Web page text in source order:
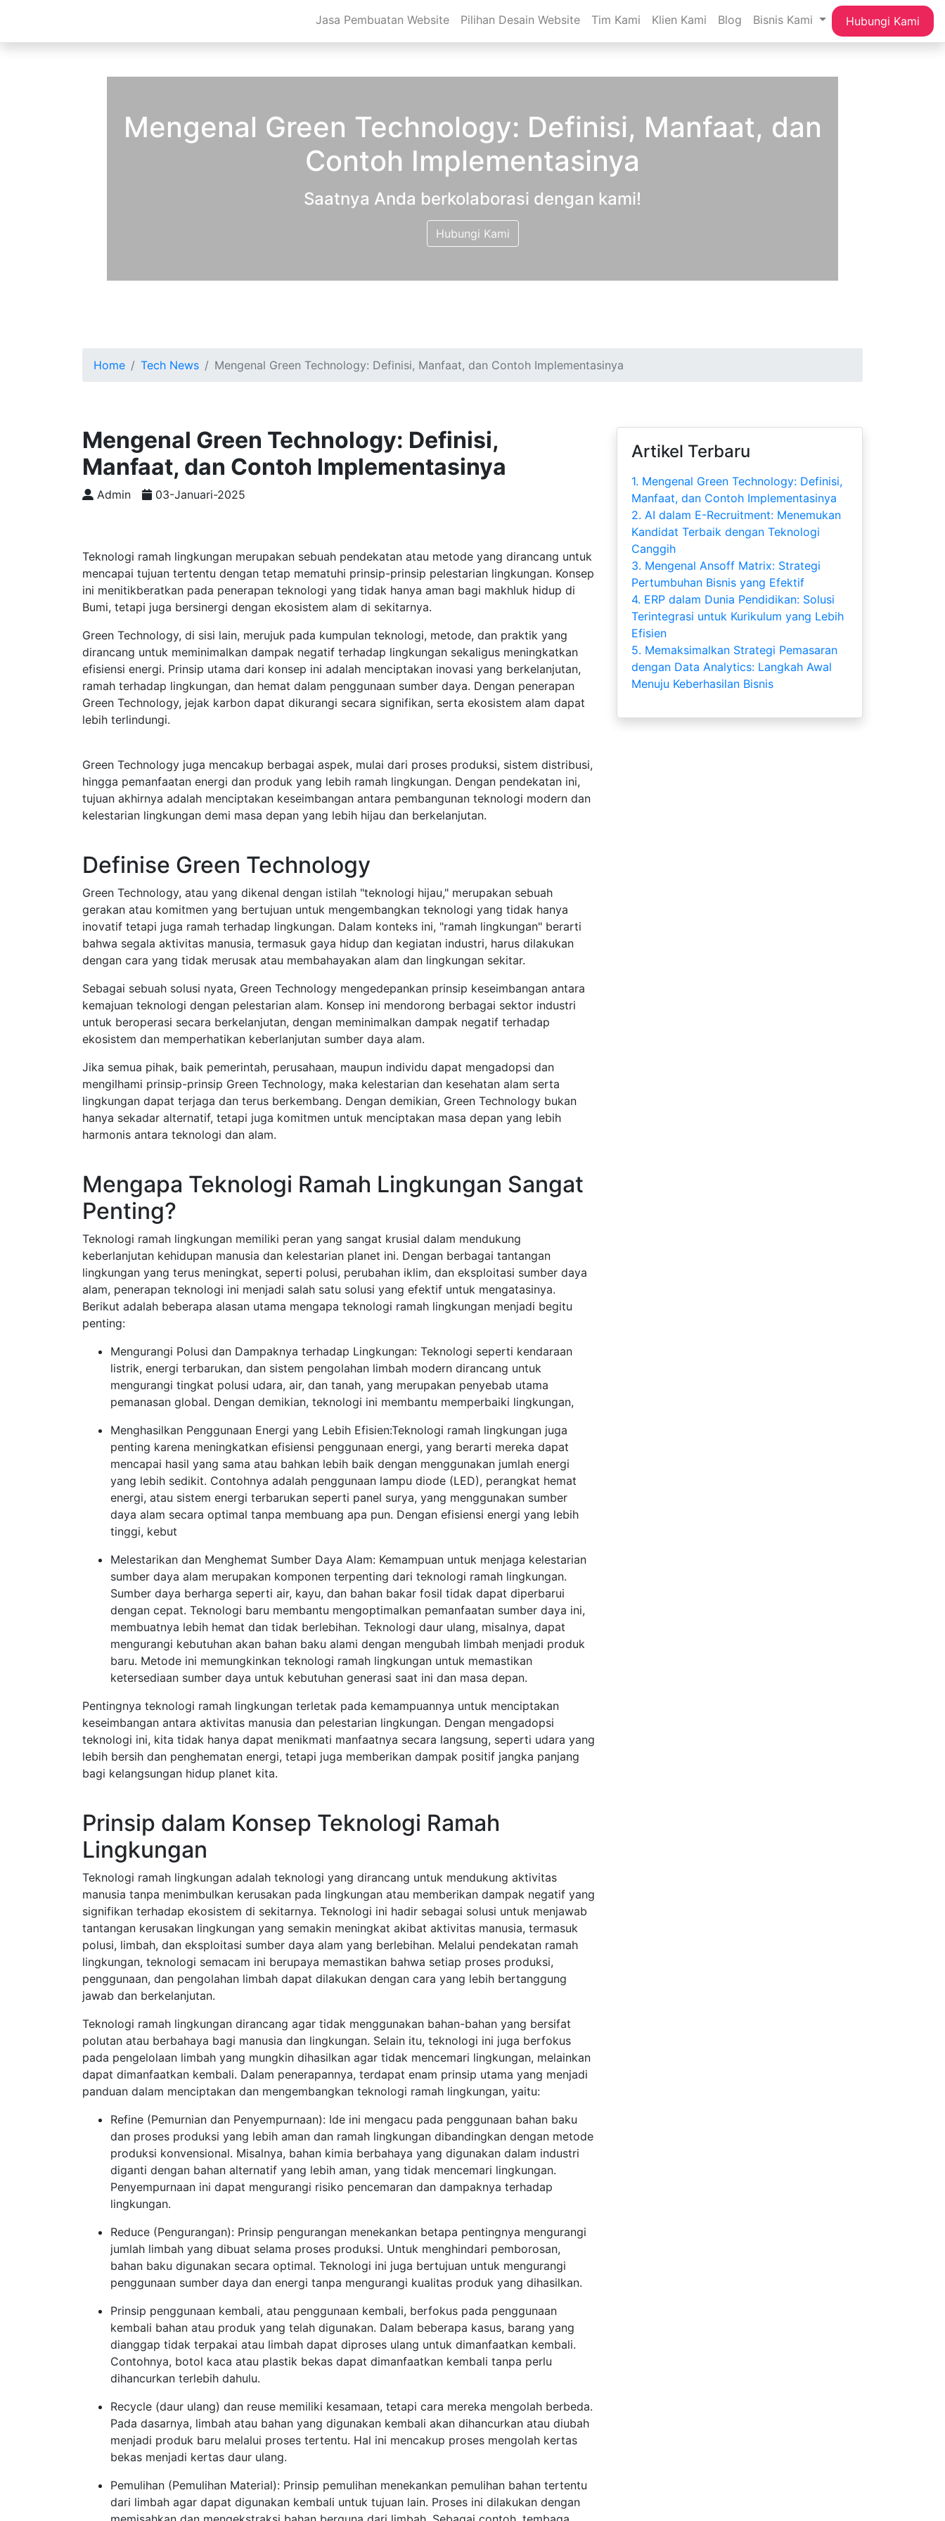
Jasa Pembuatan Website Pilihan Desain Website Tim Kami Klien Kami Blog Bisnis Kami Hubungi Kami
Mengenal Green Technology: Definisi, Manfaat, dan
Contoh Implementasinya
Saatnya Anda berkolaborasi dengan kami!
Hubungi Kami
Home Tech News Mengenal Green Technology: Definisi, Manfaat, dan Contoh Implementasinya
Mengenal Green Technology: Definisi,
Manfaat, dan Contoh Implementasinya
Admin 03-Januari-2025
Teknologi ramah lingkungan merupakan sebuah pendekatan atau metode yang dirancang untuk
mencapai tujuan tertentu dengan tetap mematuhi prinsip-prinsip pelestarian lingkungan. Konsep
ini menitikberatkan pada penerapan teknologi yang tidak hanya aman bagi makhluk hidup di
Bumi, tetapi juga bersinergi dengan ekosistem alam di sekitarnya.
Green Technology, di sisi lain, merujuk pada kumpulan teknologi, metode, dan praktik yang
dirancang untuk meminimalkan dampak negatif terhadap lingkungan sekaligus meningkatkan
efisiensi energi. Prinsip utama dari konsep ini adalah menciptakan inovasi yang berkelanjutan,
ramah terhadap lingkungan, dan hemat dalam penggunaan sumber daya. Dengan penerapan
Green Technology, jejak karbon dapat dikurangi secara signifikan, serta ekosistem alam dapat
lebih terlindungi.
Green Technology juga mencakup berbagai aspek, mulai dari proses produksi, sistem distribusi,
hingga pemanfaatan energi dan produk yang lebih ramah lingkungan. Dengan pendekatan ini,
tujuan akhirnya adalah menciptakan keseimbangan antara pembangunan teknologi modern dan
kelestarian lingkungan demi masa depan yang lebih hijau dan berkelanjutan.
Definise Green Technology
Green Technology, atau yang dikenal dengan istilah "teknologi hijau," merupakan sebuah
gerakan atau komitmen yang bertujuan untuk mengembangkan teknologi yang tidak hanya
inovatif tetapi juga ramah terhadap lingkungan. Dalam konteks ini, "ramah lingkungan" berarti
bahwa segala aktivitas manusia, termasuk gaya hidup dan kegiatan industri, harus dilakukan
dengan cara yang tidak merusak atau membahayakan alam dan lingkungan sekitar.
Sebagai sebuah solusi nyata, Green Technology mengedepankan prinsip keseimbangan antara
kemajuan teknologi dengan pelestarian alam. Konsep ini mendorong berbagai sektor industri
untuk beroperasi secara berkelanjutan, dengan meminimalkan dampak negatif terhadap
ekosistem dan memperhatikan keberlanjutan sumber daya alam.
Jika semua pihak, baik pemerintah, perusahaan, maupun individu dapat mengadopsi dan
mengilhami prinsip-prinsip Green Technology, maka kelestarian dan kesehatan alam serta
lingkungan dapat terjaga dan terus berkembang. Dengan demikian, Green Technology bukan
hanya sekadar alternatif, tetapi juga komitmen untuk menciptakan masa depan yang lebih
harmonis antara teknologi dan alam.
Mengapa Teknologi Ramah Lingkungan Sangat
Penting?
Teknologi ramah lingkungan memiliki peran yang sangat krusial dalam mendukung
keberlanjutan kehidupan manusia dan kelestarian planet ini. Dengan berbagai tantangan
lingkungan yang terus meningkat, seperti polusi, perubahan iklim, dan eksploitasi sumber daya
alam, penerapan teknologi ini menjadi salah satu solusi yang efektif untuk mengatasinya.
Berikut adalah beberapa alasan utama mengapa teknologi ramah lingkungan menjadi begitu
penting:
Mengurangi Polusi dan Dampaknya terhadap Lingkungan: Teknologi seperti kendaraan
listrik, energi terbarukan, dan sistem pengolahan limbah modern dirancang untuk
mengurangi tingkat polusi udara, air, dan tanah, yang merupakan penyebab utama
pemanasan global. Dengan demikian, teknologi ini membantu memperbaiki lingkungan,
Menghasilkan Penggunaan Energi yang Lebih Efisien:Teknologi ramah lingkungan juga
penting karena meningkatkan efisiensi penggunaan energi, yang berarti mereka dapat
mencapai hasil yang sama atau bahkan lebih baik dengan menggunakan jumlah energi
yang lebih sedikit. Contohnya adalah penggunaan lampu diode (LED), perangkat hemat
energi, atau sistem energi terbarukan seperti panel surya, yang menggunakan sumber
daya alam secara optimal tanpa membuang apa pun. Dengan efisiensi energi yang lebih
tinggi, kebut
Melestarikan dan Menghemat Sumber Daya Alam: Kemampuan untuk menjaga kelestarian
sumber daya alam merupakan komponen terpenting dari teknologi ramah lingkungan.
Sumber daya berharga seperti air, kayu, dan bahan bakar fosil tidak dapat diperbarui
dengan cepat. Teknologi baru membantu mengoptimalkan pemanfaatan sumber daya ini,
membuatnya lebih hemat dan tidak berlebihan. Teknologi daur ulang, misalnya, dapat
mengurangi kebutuhan akan bahan baku alami dengan mengubah limbah menjadi produk
baru. Metode ini memungkinkan teknologi ramah lingkungan untuk memastikan
ketersediaan sumber daya untuk kebutuhan generasi saat ini dan masa depan.
Pentingnya teknologi ramah lingkungan terletak pada kemampuannya untuk menciptakan
keseimbangan antara aktivitas manusia dan pelestarian lingkungan. Dengan mengadopsi
teknologi ini, kita tidak hanya dapat menikmati manfaatnya secara langsung, seperti udara yang
lebih bersih dan penghematan energi, tetapi juga memberikan dampak positif jangka panjang
bagi kelangsungan hidup planet kita.
Prinsip dalam Konsep Teknologi Ramah
Lingkungan
Teknologi ramah lingkungan adalah teknologi yang dirancang untuk mendukung aktivitas
manusia tanpa menimbulkan kerusakan pada lingkungan atau memberikan dampak negatif yang
signifikan terhadap ekosistem di sekitarnya. Teknologi ini hadir sebagai solusi untuk menjawab
tantangan kerusakan lingkungan yang semakin meningkat akibat aktivitas manusia, termasuk
polusi, limbah, dan eksploitasi sumber daya alam yang berlebihan. Melalui pendekatan ramah
lingkungan, teknologi semacam ini berupaya memastikan bahwa setiap proses produksi,
penggunaan, dan pengolahan limbah dapat dilakukan dengan cara yang lebih bertanggung
jawab dan berkelanjutan.
Teknologi ramah lingkungan dirancang agar tidak menggunakan bahan-bahan yang bersifat
polutan atau berbahaya bagi manusia dan lingkungan. Selain itu, teknologi ini juga berfokus
pada pengelolaan limbah yang mungkin dihasilkan agar tidak mencemari lingkungan, melainkan
dapat dimanfaatkan kembali. Dalam penerapannya, terdapat enam prinsip utama yang menjadi
panduan dalam menciptakan dan mengembangkan teknologi ramah lingkungan, yaitu:
Refine (Pemurnian dan Penyempurnaan): Ide ini mengacu pada penggunaan bahan baku
dan proses produksi yang lebih aman dan ramah lingkungan dibandingkan dengan metode
produksi konvensional. Misalnya, bahan kimia berbahaya yang digunakan dalam industri
diganti dengan bahan alternatif yang lebih aman, yang tidak mencemari lingkungan.
Penyempurnaan ini dapat mengurangi risiko pencemaran dan dampaknya terhadap
lingkungan.
Reduce (Pengurangan): Prinsip pengurangan menekankan betapa pentingnya mengurangi
jumlah limbah yang dibuat selama proses produksi. Untuk menghindari pemborosan,
bahan baku digunakan secara optimal. Teknologi ini juga bertujuan untuk mengurangi
penggunaan sumber daya dan energi tanpa mengurangi kualitas produk yang dihasilkan.
Prinsip penggunaan kembali, atau penggunaan kembali, berfokus pada penggunaan
kembali bahan atau produk yang telah digunakan. Dalam beberapa kasus, barang yang
dianggap tidak terpakai atau limbah dapat diproses ulang untuk dimanfaatkan kembali.
Contohnya, botol kaca atau plastik bekas dapat dimanfaatkan kembali tanpa perlu
dihancurkan terlebih dahulu.
Recycle (daur ulang) dan reuse memiliki kesamaan, tetapi cara mereka mengolah berbeda.
Pada dasarnya, limbah atau bahan yang digunakan kembali akan dihancurkan atau diubah
menjadi produk baru melalui proses tertentu. Hal ini mencakup proses mengolah kertas
bekas menjadi kertas daur ulang.
Pemulihan (Pemulihan Material): Prinsip pemulihan menekankan pemulihan bahan tertentu
dari limbah agar dapat digunakan kembali untuk tujuan lain. Proses ini dilakukan dengan
Artikel Terbaru
1. Mengenal Green Technology: Definisi,
Manfaat, dan Contoh Implementasinya
2. AI dalam E-Recruitment: Menemukan
Kandidat Terbaik dengan Teknologi
Canggih
3. Mengenal Ansoff Matrix: Strategi
Pertumbuhan Bisnis yang Efektif
4. ERP dalam Dunia Pendidikan: Solusi
Terintegrasi untuk Kurikulum yang Lebih
Efisien
5. Memaksimalkan Strategi Pemasaran
dengan Data Analytics: Langkah Awal
Menuju Keberhasilan Bisnis